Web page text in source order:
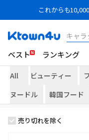
これからも
キャ
ベスト ランキング
All ビューティー
ヌードル
韓国フード
売り切れを除く